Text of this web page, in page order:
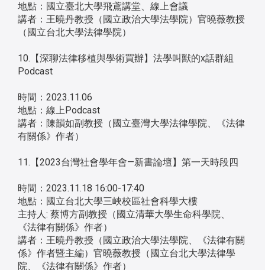
地點：國立臺北大學飛鳶講堂、線上會議
講者：王曉丹教授（國立政治大學法學院）官曉薇教授
（國立台北大學法律學院）
10.【深聊法律移植與學術買辦】法學叫獸的x話群組
Podcast
時間：2023.11.06
地點：線上Podcast
講者：陳韻如副教授（國立臺灣大學法律學院、《法律
有關係》作者）
11.【2023台灣社會學年會—新書論壇】第一天時段四
時間：2023.11.18 16:00-17:40
地點：國立台北大學三峽校區社會科學大樓
主持人: 蔡博方副教授（國立清華大學生命科學院、
《法律有關係》作者）
講者：王曉丹教授（國立政治大學法學院、《法律有關
係》作者暨主編）官曉薇教授（國立台北大學法律學
院、《法律有關係》作者）